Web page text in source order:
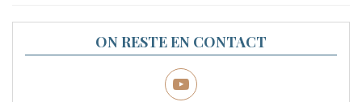
ON RESTE EN CONTACT